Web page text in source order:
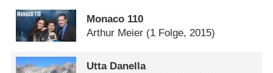
Monaco 110
Arthur Meier (1 Folge, 2015)
Utta Danella